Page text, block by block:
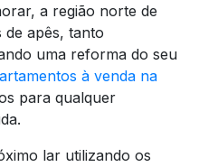
a região norte de
de apês, tanto
uma reforma do seu
à venda na
para qualquer
lar utilizando os